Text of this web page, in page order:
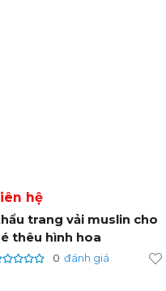
hệ
trang vải muslin cho
thêu hình hoa
0 đánh giá